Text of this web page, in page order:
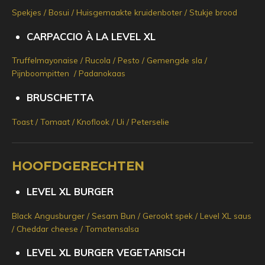
Spekjes / Bosui / Huisgemaakte kruidenboter / Stukje brood
CARPACCIO À LA LEVEL XL
Truffelmayonaise / Rucola / Pesto / Gemengde sla /
Pijnboompitten / Padanokaas
BRUSCHETTA
Toast / Tomaat / Knoflook / Ui / Peterselie
HOOFDGERECHTEN
LEVEL XL BURGER
Black Angusburger / Sesam Bun / Gerookt spek / Level XL saus
/ Cheddar cheese / Tomatensalsa
LEVEL XL BURGER VEGETARISCH